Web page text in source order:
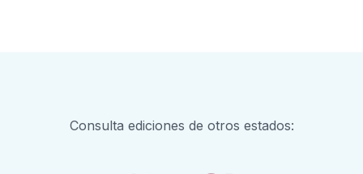
Consulta ediciones de otros estados: